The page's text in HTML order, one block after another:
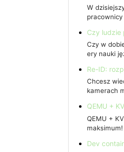
W
Czy ludzie
Czy w
ery nauki
Re-ID:
Chcesz
kamerach
QEMU +
QEMU +
Dev